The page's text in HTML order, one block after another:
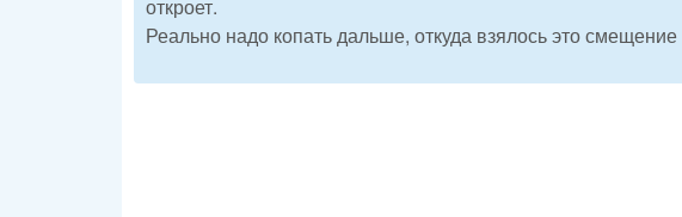
откроет.
Реально надо копать дальше, откуда взялось это